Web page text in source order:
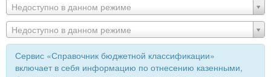
Недоступно в данном режиме
Недоступно в данном режиме
Сервис «Справочник бюджетной классификации»
включает в себя информацию по отнесению казенными,